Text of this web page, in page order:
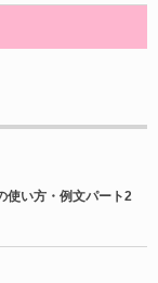
使い方・例文パート2